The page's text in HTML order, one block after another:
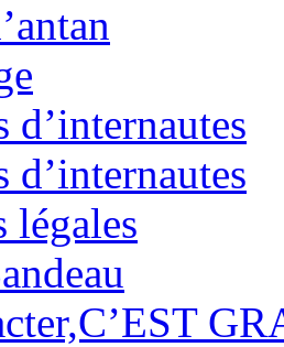
d’internautes
d’internautes
légales